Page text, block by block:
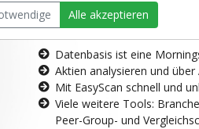
Die
Datenbasis ist eine
Aktien analysieren und
Mit EasyScan schnell und
Viele weitere Tools:
Peer-Group- und
Alle akzeptieren